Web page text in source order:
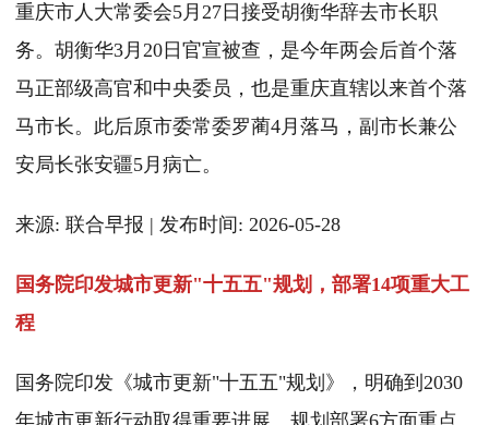
重庆市人大常委会5月27日接受胡衡华辞去市长职
务。胡衡华3月20日官宣被查，是今年两会后首个落
马正部级高官和中央委员，也是重庆直辖以来首个落
马市长。此后原市委常委罗蔺4月落马，副市长兼公
安局长张安疆5月病亡。
来源: 联合早报 | 发布时间: 2026-05-28
国务院印发城市更新"十五五"规划，部署14项重大工
程
国务院印发《城市更新"十五五"规划》，明确到2030